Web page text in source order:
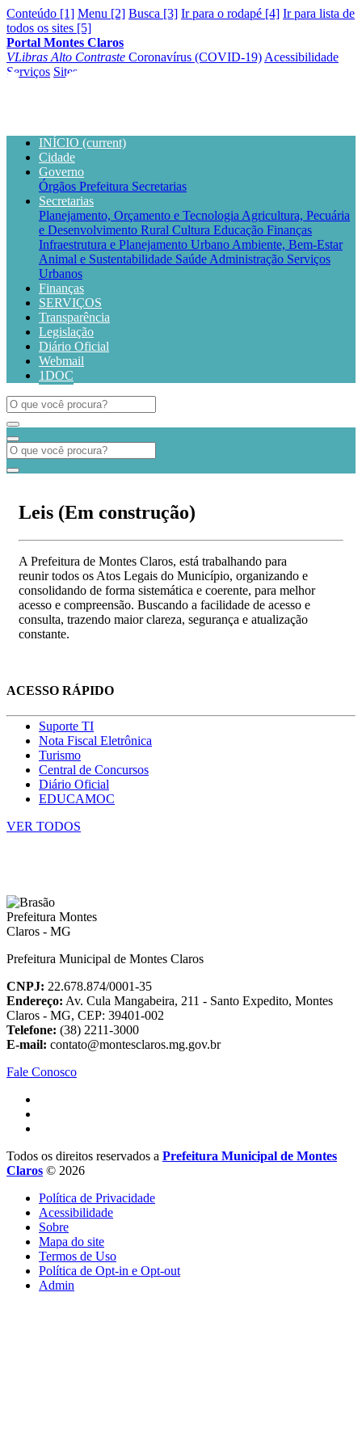
Conteúdo [1] Menu [2] Busca [3] Ir para o rodapé [4] Ir para lista de
todos os sites [5]
Portal Montes Claros
VLibras Alto Contraste Coronavírus (COVID-19) Acessibilidade
Serviços Sites
INÍCIO (current)
Cidade
Governo
Órgãos Prefeitura Secretarias
Secretarias
Planejamento, Orçamento e Tecnologia Agricultura, Pecuária
e Desenvolvimento Rural Cultura Educação Finanças
Infraestrutura e Planejamento Urbano Ambiente, Bem-Estar
Animal e Sustentabilidade Saúde Administração Serviços
Urbanos
Finanças
SERVIÇOS
Transparência
Legislação
Diário Oficial
Webmail
1DOC
Leis (Em construção)
A Prefeitura de Montes Claros, está trabalhando para
reunir todos os Atos Legais do Município, organizando e
consolidando de forma sistemática e coerente, para melhor
acesso e compreensão. Buscando a facilidade de acesso e
consulta, trazendo maior clareza, segurança e atualização
constante.
ACESSO RÁPIDO
Suporte TI
Nota Fiscal Eletrônica
Turismo
Central de Concursos
Diário Oficial
EDUCAMOC
VER TODOS
Prefeitura Municipal de Montes Claros
CNPJ: 22.678.874/0001-35
Endereço: Av. Cula Mangabeira, 211 - Santo Expedito, Montes
Claros - MG, CEP: 39401-002
Telefone: (38) 2211-3000
E-mail: contato@montesclaros.mg.gov.br
Fale Conosco
Todos os direitos reservados a Prefeitura Municipal de Montes
Claros © 2026
Política de Privacidade
Acessibilidade
Sobre
Mapa do site
Termos de Uso
Política de Opt-in e Opt-out
Admin